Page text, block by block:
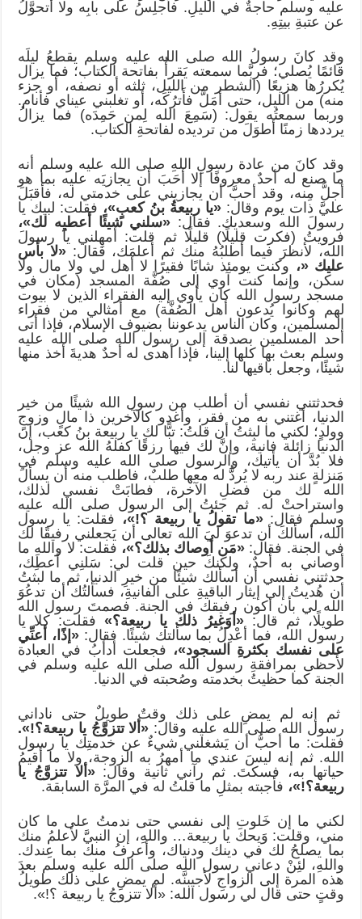
عليه وسلم حاجةٌ في الليلِ. فأجلِسُ على بابِه ولا أتحوَّلُ
عن عتبةِ بيتِهِ.
وقد كانَ رسولُ الله صلى الله عليه وسلم يقطعُ ليلَه
قائمًا يُصلي؛ فربَّما سمعته يَقرأُ بفاتحة الكتاب؛ فما يزال
يُكررُها هزيعًا (الشطر من الليل، ثلثه أو نصفه، أو جزء
منه) من الليل، حتى أمَلَّ فأَترُكَه، أو تغلبني عيناي فأنام.
وربما سمعتُه يقول: (سَمِعَ الله لِمن حَمِدَه) فما يزالُ
يرددها زمنًا أطوَلَ من ترديده لفاتحةِ الكتاب.
وقد كانَ من عادة رسولِ اللهِ صلى الله عليه وسلم أنه
ما صنع له أحدٌ معروفًا إلا أحَبَ أن يجازيَه عليه بما هو
أجلُّ مِنه، وقد أحبَّ أن يجازيني على خدمتي له، فأقبَلَ
عليَّ ذات يوم وقال:«يا ربيعةُ بنُ كعبٍ»، فقلت: لبيك يا
رسولَ الله وسعديك. فقال: «سلني شيئًا أعطيِه لك»،
فرويتُ (فكرت قليلًا) قليلًا ثم قلت: أمهِلني يا رسولَ
الله، لأنظرَ فيما أطلبُهُ منك ثم أعلمَك، فقال:«لا بأس
عليك «، وكنت يومئذ شابًا فقيرًا لا أهل لي ولا مال ولا
سكن، وإنما كنت آوي إلى صُفَّة المسجد (مكان في
مسجد رسول الله كان يأوي إليه الفقراء الذين لا بيوت
لهم وكانوا يُدعون أهل الصُفَّة) مع أمثالي من فقراء
المسلمين، وكان الناس يدعوننا بضيوف الإسلام، فإذا أتى
أحد المسلمين بصدقة إلى رسول الله صلى الله عليه
وسلم بعث بها كلها إلينا، فإذا أهدى له أحدٌ هديةَ أخذ منها
شيئًا، وجعل باقيها لنا.
فحدثتني نفسي أن أطلب من رسول الله شيئًا من خير
الدنيا، أغتني به من فقر، وأغدو كالآخرين ذا مالٍ وزوجٍ
وولدٍ؛ لكني ما لبِثتُ أن قلتُ: تبًّا لك يا ربيعة بنُ كعب، إن
الدنيا زائلة فانية، وإنَّ لك فيها رزقًا كفلهُ الله عز وجل،
فلا بُدَّ أن يأتيك، والرسول صلى الله عليه وسلم في
مَنزلةٍ عند ربه لا يُردُّ له معها طلبٌ، فاطلب منه أن يسألَ
الله لك من فضلِ الآخرة، فطابَتْ نفسي لذلك،
واستراحتْ له. ثم جئتُ إلى الرسول صلى الله عليه
وسلم فقال:«ما تقولُ يا ربيعة ؟!»، فقلت: يا رسول
الله، أسألكَ أن تدعوَ ليَ الله تعالى أن يَجعلني رفيقًا لك
في الجنة. فقال: «مَن أوصاك بذلك؟»، فقلت: لا واللهِ ما
أوصاني به أحدٌ، ولكنكَ حين قلت لي: سَلنِي أعطِك،
حدثتني نفسي أن أسألك شيئًا من خيرِ الدنيا، ثم ما لبثتُ
أن هُديتُ إلى إيثار الباقيةِ على الفانيةِ، فسألتُك أن تدعُوَ
الله لي بأن أكون رفيقك في الجنة. فصمتَ رسول الله
طويلًا، ثم قال: «أوَغيرُ ذلك يا ربيعة؟» فقلت: كلا يا
رسول الله، فما أعْدِلُ بما سألتك شيئًا. فقال: «إذًا، أعنِّي
على نفسك بكثرةِ السجود»، فجعلت أدأبُ في العبادة
لأحظى بمرافقةِ رسول الله صلى الله عليه وسلم في
الجنة كما حظيتُ بخدمته وصُحبته في الدنيا.
ثم إنه لم يمضِ على ذلك وقتٌ طويلٌ حتى ناداني
رسول الله صلى الله عليه وقال: «ألا تتزوَّجُ يا ربيعة؟!».
فقلت: ما أحبُّ أن يَشغلني شيءٌ عن خدمتِك يا رسول
الله. ثم إنه ليسَ عندي ما أمهرُ به الزوجة، ولا ما أقيمُ
حياتها به، فسكتَ. ثم رآني ثانية وقال:«ألا تتزوَّجُ يا
ربيعة؟!»، فأجبته بمثلِ ما قلتُ له في المرَّة السابقة.
لكني ما إن خَلوت إلى نفسي حتى ندمتُ على ما كان
مني، وقلت: وَيحكَ يا ربيعة… واللهِ، إن النبيَّ لأعلمُ منك
بما يصلحُ لك في دينك ودنياك، وأعرفُ منك بما عِندك.
واللهِ، لئِنْ دعاني رسول الله صلى الله عليه وسلم بعدَ
هذه المرة إلى الزواجِ لأجيبنَّه. لم يمضِ على ذلك طويلُ
وقتٍ حتى قال لي رسول الله: «ألا تتزوجُ يا ربيعة ؟!».